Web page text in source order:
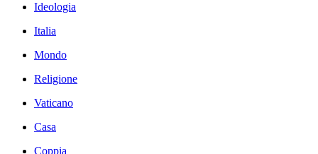
Ideologia
Italia
Mondo
Religione
Vaticano
Casa
Coppia